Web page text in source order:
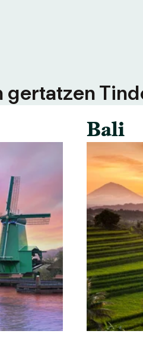
gertatzen
Bali